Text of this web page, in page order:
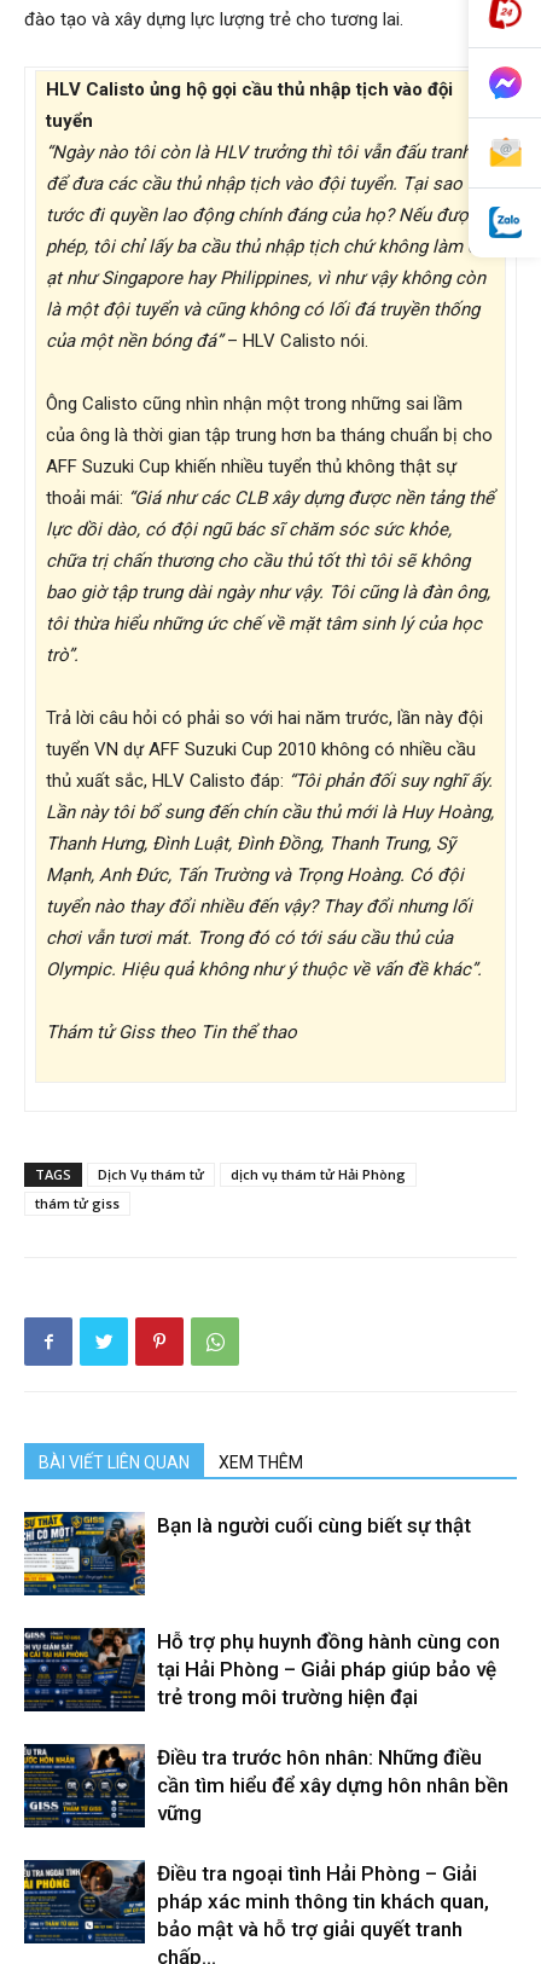
đào tạo và xây dựng lực lượng trẻ cho tương lai.
HLV Calisto ủng hộ gọi cầu thủ nhập tịch vào đội
tuyển
“Ngày nào tôi còn là HLV trưởng thì tôi vẫn đấu tranh
để đưa các cầu thủ nhập tịch vào đội tuyển. Tại sao lại
tước đi quyền lao động chính đáng của họ? Nếu được
phép, tôi chỉ lấy ba cầu thủ nhập tịch chứ không làm ồ
ạt như Singapore hay Philippines, vì như vậy không còn
là một đội tuyển và cũng không có lối đá truyền thống
của một nền bóng đá”– HLV Calisto nói.
Ông Calisto cũng nhìn nhận một trong những sai lầm
của ông là thời gian tập trung hơn ba tháng chuẩn bị cho
AFF Suzuki Cup khiến nhiều tuyển thủ không thật sự
thoải mái: “Giá như các CLB xây dựng được nền tảng thể
lực dồi dào, có đội ngũ bác sĩ chăm sóc sức khỏe,
chữa trị chấn thương cho cầu thủ tốt thì tôi sẽ không
bao giờ tập trung dài ngày như vậy. Tôi cũng là đàn ông,
tôi thừa hiểu những ức chế về mặt tâm sinh lý của học
trò”.
Trả lời câu hỏi có phải so với hai năm trước, lần này đội
tuyển VN dự AFF Suzuki Cup 2010 không có nhiều cầu
thủ xuất sắc, HLV Calisto đáp: “Tôi phản đối suy nghĩ ấy.
Lần này tôi bổ sung đến chín cầu thủ mới là Huy Hoàng,
Thanh Hưng, Đình Luật, Đình Đồng, Thanh Trung, Sỹ
Mạnh, Anh Đức, Tấn Trường và Trọng Hoàng. Có đội
tuyển nào thay đổi nhiều đến vậy? Thay đổi nhưng lối
chơi vẫn tươi mát. Trong đó có tới sáu cầu thủ của
Olympic. Hiệu quả không như ý thuộc về vấn đề khác”.
Thám tử Giss theo Tin thể thao
TAGS Dịch Vụ thám tử
dịch vụ thám tử Hải Phòng
thám tử giss
BÀI VIẾT LIÊN QUAN XEM THÊM
Bạn là người cuối cùng biết sự thật
Hỗ trợ phụ huynh đồng hành cùng con
tại Hải Phòng – Giải pháp giúp bảo vệ
trẻ trong môi trường hiện đại
Điều tra trước hôn nhân: Những điều
cần tìm hiểu để xây dựng hôn nhân bền
vững
Điều tra ngoại tình Hải Phòng – Giải
pháp xác minh thông tin khách quan,
bảo mật và hỗ trợ giải quyết tranh
chấp...